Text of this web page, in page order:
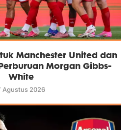
Manchester United dan
Morgan Gibbs-
White
Agustus 2026